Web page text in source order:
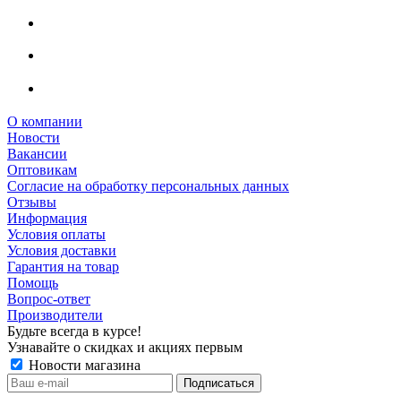
О компании
Новости
Вакансии
Оптовикам
Cогласие на обработку персональных данных
Отзывы
Информация
Условия оплаты
Условия доставки
Гарантия на товар
Помощь
Вопрос-ответ
Производители
Будьте всегда в курсе!
Узнавайте о скидках и акциях первым
Новости магазина